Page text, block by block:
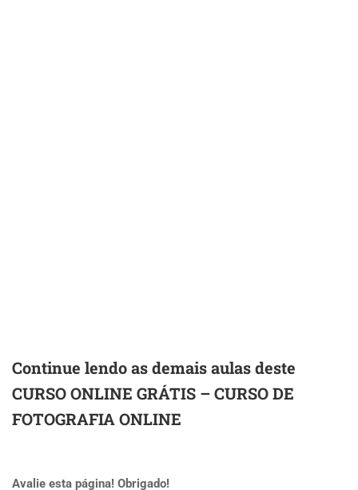
Continue lendo as demais aulas deste
CURSO ONLINE GRÁTIS – CURSO DE
FOTOGRAFIA ONLINE
Avalie esta página! Obrigado!